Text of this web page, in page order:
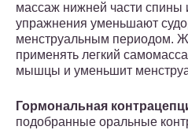
массаж нижней части спины
упражнения уменьшают
менструальным периодом.
применять легкий
мышцы и уменьшит
Гормональная
подобранные оральные